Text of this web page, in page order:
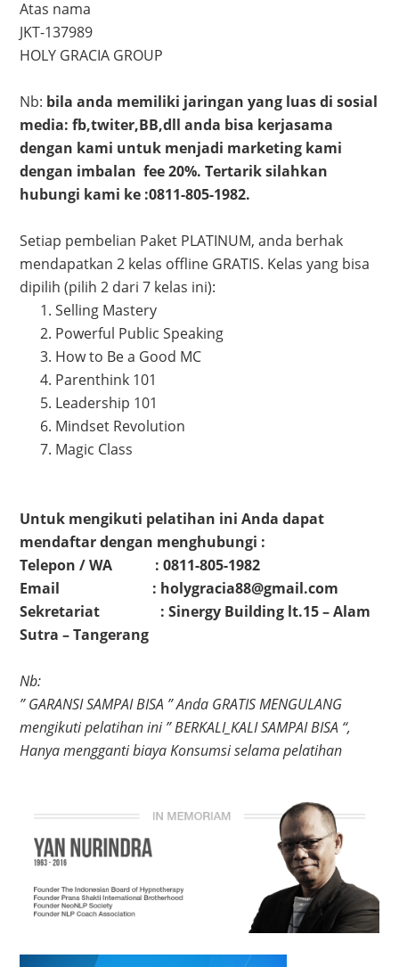
Atas nama
JKT-137989
HOLY GRACIA GROUP
Nb: bila anda memiliki jaringan yang luas di sosial
media: fb,twiter,BB,dll anda bisa kerjasama
dengan kami untuk menjadi marketing kami
dengan imbalan fee 20%. Tertarik silahkan
hubungi kami ke :0811-805-1982.
Setiap pembelian Paket PLATINUM, anda berhak
mendapatkan 2 kelas offline GRATIS. Kelas yang bisa
dipilih (pilih 2 dari 7 kelas ini):
Selling Mastery
Powerful Public Speaking
How to Be a Good MC
Parenthink 101
Leadership 101
Mindset Revolution
Magic Class
Untuk mengikuti pelatihan ini Anda dapat
mendaftar dengan menghubungi :
Telepon / WA : 0811-805-1982
Email : holygracia88@gmail.com
Sekretariat : Sinergy Building lt.15 – Alam
Sutra – Tangerang
Nb:
” GARANSI SAMPAI BISA ” Anda GRATIS MENGULANG
mengikuti pelatihan ini ” BERKALI_KALI SAMPAI BISA “,
Hanya mengganti biaya Konsumsi selama pelatihan